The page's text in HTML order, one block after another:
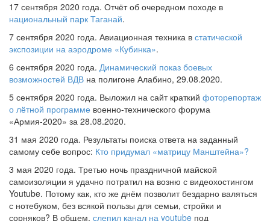
17 сентября 2020 года. Отчёт об очередном походе в
национальный парк Таганай.
7 сентября 2020 года. Авиационная техника в статической
экспозиции на аэродроме «Кубинка».
6 сентября 2020 года. Динамический показ боевых
возможностей ВДВ на полигоне Алабино, 29.08.2020.
5 сентября 2020 года. Выложил на сайт краткий фоторепортаж
о лётной программе военно-технического форума
«Армия-2020» за 28.08.2020.
31 мая 2020 года. Результаты поиска ответа на заданный
самому себе вопрос: Кто придумал «матрицу Манштейна»?
3 мая 2020 года. Третью ночь праздничной майской
самоизоляции я удачно потратил на возню с видеохостингом
Youtube. Потому как, кто же днём позволит бездарно валяться
с нотебуком, без всякой пользы для семьи, стройки и
сорняков? В общем, слепил канал на youtube под